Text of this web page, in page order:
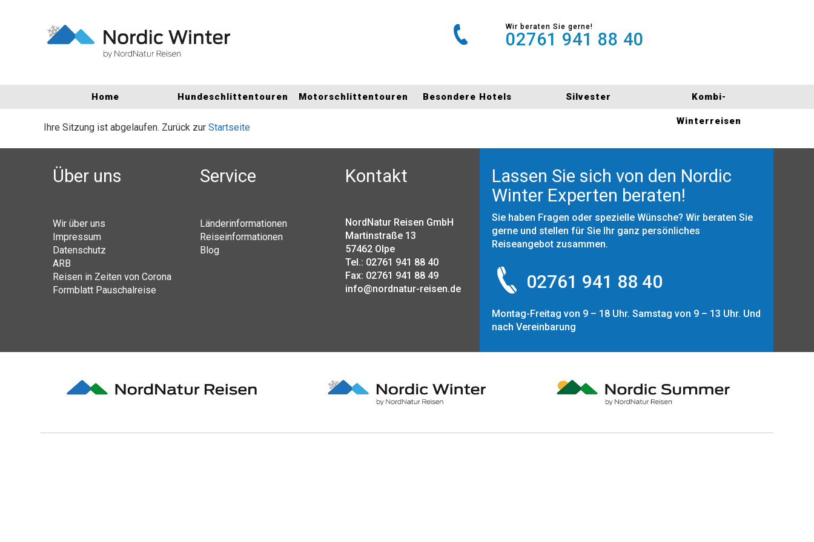
Wir beraten Sie gerne!
02761 941 88 40
Home Hundeschlittentouren Motorschlittentouren Besondere Hotels Silvester Kombi-
Winterreisen
Ihre Sitzung ist abgelaufen. Zurück zur Startseite
Über uns
Wir über uns
Impressum
Datenschutz
ARB
Reisen in Zeiten von Corona
Formblatt Pauschalreise
Service
Länderinformationen
Reiseinformationen
Blog
Kontakt
NordNatur Reisen GmbH
Martinstraße 13
57462 Olpe
Tel.: 02761 941 88 40
Fax: 02761 941 88 49
info@nordnatur-reisen.de
Lassen Sie sich von den Nordic
Winter Experten beraten!
Sie haben Fragen oder spezielle Wünsche? Wir beraten Sie
gerne und stellen für Sie Ihr ganz persönliches
Reiseangebot zusammen.
02761 941 88 40
Montag-Freitag von 9 – 18 Uhr. Samstag von 9 – 13 Uhr. Und
nach Vereinbarung